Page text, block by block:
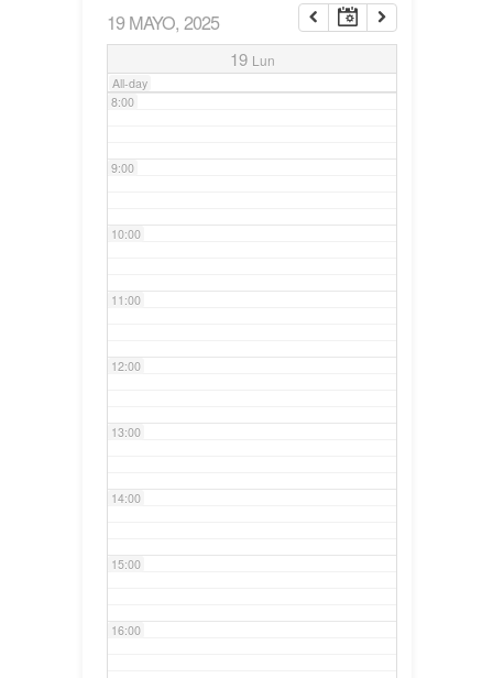
19 MAYO, 2025
19 Lun
All-day
7:00
8:00
9:00
10:00
11:00
12:00
13:00
14:00
15:00
16:00